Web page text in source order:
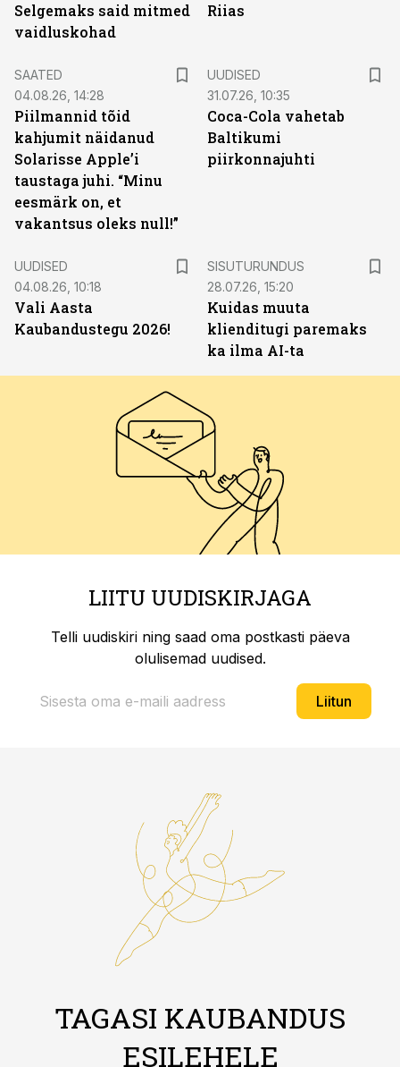
Selgemaks said mitmed
vaidluskohad
Riias
SAATED
04.08.26, 14:28
Piilmannid tõid
kahjumit näidanud
Solarisse Apple’i
taustaga juhi. “Minu
eesmärk on, et
vakantsus oleks null!”
UUDISED
31.07.26, 10:35
Coca-Cola vahetab
Baltikumi
piirkonnajuhti
UUDISED
04.08.26, 10:18
Vali Aasta
Kaubandustegu 2026!
SISUTURUNDUS
28.07.26, 15:20
Kuidas muuta
klienditugi paremaks
ka ilma AI-ta
LIITU UUDISKIRJAGA
Telli uudiskiri ning saad oma postkasti päeva
olulisemad uudised.
Liitun
TAGASI KAUBANDUS
ESILEHELE